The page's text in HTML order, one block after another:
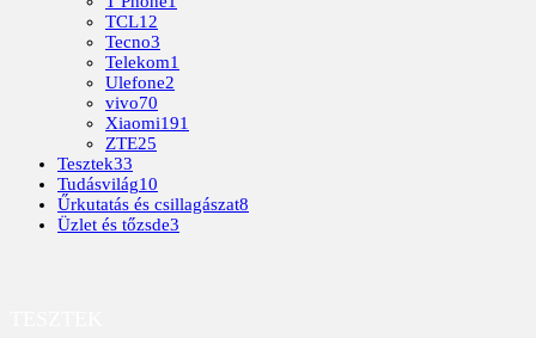
TCL12
Tecno3
Telekom1
Ulefone2
vivo70
Xiaomi191
ZTE25
Tesztek33
Tudásvilág10
Űrkutatás és csillagászat8
Üzlet és tőzsde3